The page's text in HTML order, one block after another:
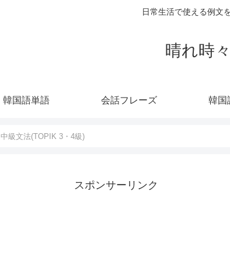
日常生活で使える例文
晴れ時
韓国語単語 会話フレーズ 韓国
中級文法(TOPIK 3・4級)
スポンサーリンク